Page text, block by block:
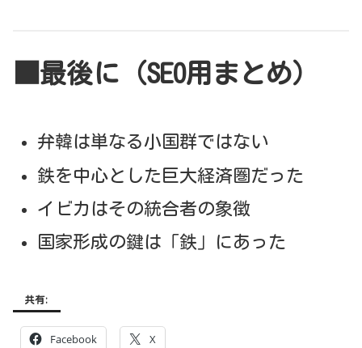
■最後に（SEO用まとめ）
弁韓は単なる小国群ではない
鉄を中心とした巨大経済圏だった
イビカはその統合者の象徴
国家形成の鍵は「鉄」にあった
共有:
Facebook X